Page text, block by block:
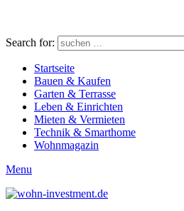
Search for:
Startseite
Bauen & Kaufen
Garten & Terrasse
Leben & Einrichten
Mieten & Vermieten
Technik & Smarthome
Wohnmagazin
Menu